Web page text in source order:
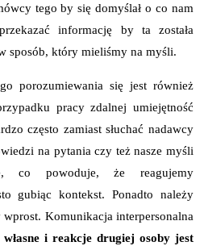
tego by się domyślał o co nam
informację by ta została
sposób, który mieliśmy na myśli.
porozumiewania się jest również
pracy zdalnej umiejętność
często zamiast słuchać nadawcy
na pytania czy też nasze myśli
co powoduje, że reagujemy
gubiąc kontekst. Ponadto należy
wprost. Komunikacja interpersonalna
i reakcje drugiej osoby jest